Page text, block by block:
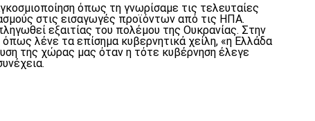
όπως τη γνωρίσαμε τις τελευταίες
στις εισαγωγές προϊόντων από τις ΗΠΑ.
εξαιτίας του πολέμου της Ουκρανίας. Στην
λένε τα επίσημα κυβερνητικά χείλη, «η Ελλάδα
της χώρας μας όταν η τότε κυβέρνηση έλεγε